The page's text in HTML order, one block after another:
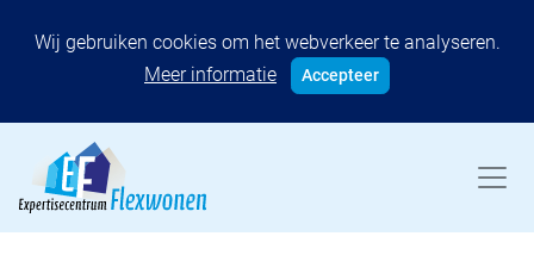
Wij gebruiken cookies om het webverkeer te analyseren.
Meer informatie
Accepteer